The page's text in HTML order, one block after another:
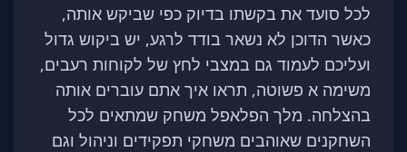
לכל סועד את בקשתו בדיוק כפי שביקש אותה,
כאשר הדוכן לא נשאר בודד לרגע, יש ביקוש גדול
ועליכם לעמוד גם במצבי לחץ של לקוחות רעבים,
משימה א פשוטה, תראו איך אתם עוברים אותה
בהצלחה. מלך הפלאפל משחק שמתאים לכל
השחקנים שאוהבים משחקי תפקידים וניהול וגם